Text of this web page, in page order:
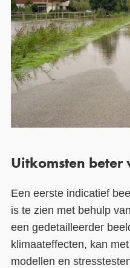
Uitkomsten beter
Een eerste indicatief
is te zien met behulp
een gedetailleerder
klimaateffecten, kan
modellen en